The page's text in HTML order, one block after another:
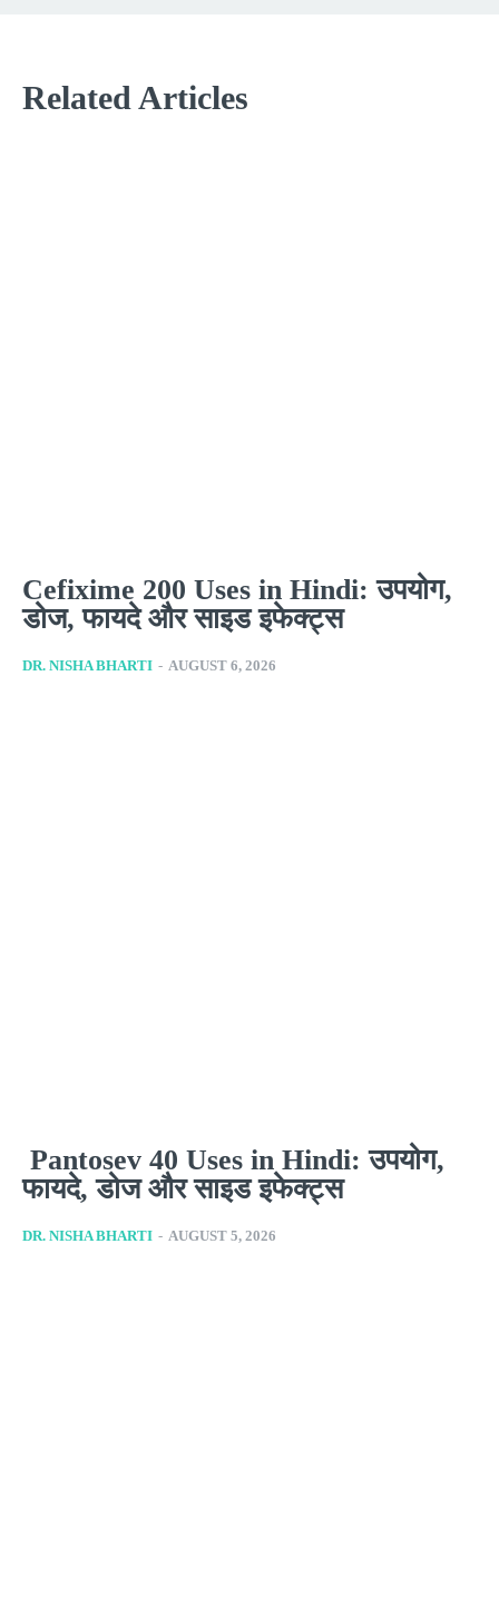
Related Articles
Cefixime 200 Uses in Hindi: उपयोग,
डोज, फायदे और साइड इफेक्ट्स
DR. NISHA BHARTI - AUGUST 6, 2026
Pantosev 40 Uses in Hindi: उपयोग,
फायदे, डोज और साइड इफेक्ट्स
DR. NISHA BHARTI - AUGUST 5, 2026